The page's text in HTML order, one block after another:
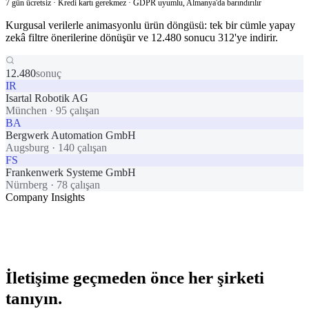
7 gün ücretsiz · Kredi kartı gerekmez · GDPR uyumlu, Almanya'da barındırılır
Kurgusal verilerle animasyonlu ürün döngüsü: tek bir cümle yapay
zekâ filtre önerilerine dönüşür ve 12.480 sonucu 312'ye indirir.
12.480sonuç
IR
Isartal Robotik AG
München · 95 çalışan
BA
Bergwerk Automation GmbH
Augsburg · 140 çalışan
FS
Frankenwerk Systeme GmbH
Nürnberg · 78 çalışan
Company Insights
İletişime geçmeden önce her şirketi
tanıyın.